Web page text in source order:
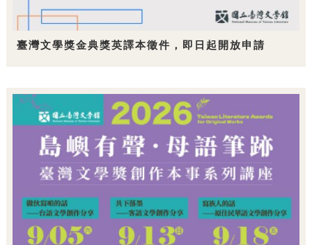
臺灣文學獎金典獎英譯本徵件，即日起開放申請